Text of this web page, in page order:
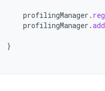
profilingManager .
profilingManager .
}